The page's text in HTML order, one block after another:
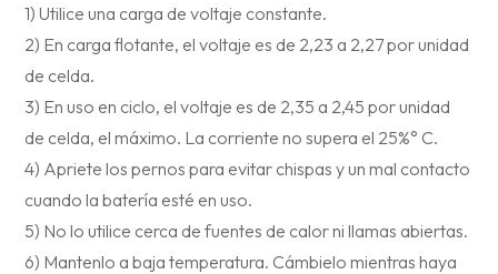
1) Utilice una carga de voltaje constante.
2) En carga flotante, el voltaje es de 2,23 a 2,27 por unidad
de celda.
3) En uso en ciclo, el voltaje es de 2,35 a 2,45 por unidad
de celda, el máximo. La corriente no supera el 25%° C.
4) Apriete los pernos para evitar chispas y un mal contacto
cuando la batería esté en uso.
5) No lo utilice cerca de fuentes de calor ni llamas abiertas.
6) Mantenlo a baja temperatura. Cámbielo mientras haya